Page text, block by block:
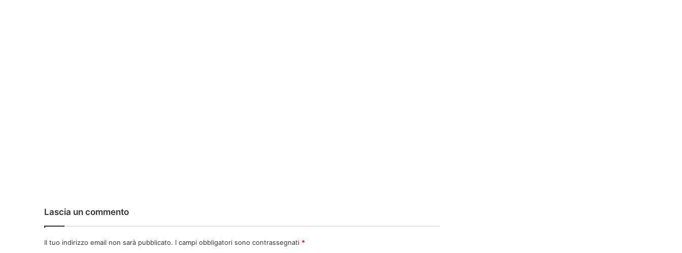
Lascia un commento
Il tuo indirizzo email non sarà pubblicato. I campi obbligatori sono contrassegnati *